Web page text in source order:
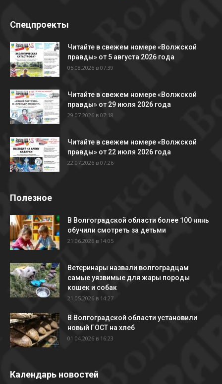
Спецпроекты
Читайте в свежем номере «Волжской
правды» от 5 августа 2026 года
05.08.2026 в 07:39
Читайте в свежем номере «Волжской
правды» от 29 июля 2026 года
29.07.2026 в 07:18
Читайте в свежем номере «Волжской
правды» от 22 июля 2026 года
22.07.2026 в 07:26
Полезное
В Волгоградской области более 100 нянь
обучили смотреть за детьми
21.06.2026 в 14:05
Ветеринары назвали волгоградцам
самые уязвимые для жары породы
кошек и собак
21.05.2026 в 14:27
В Волгоградской области установили
новый ГОСТ на хлеб
01.04.2026 в 16:23
Календарь новостей